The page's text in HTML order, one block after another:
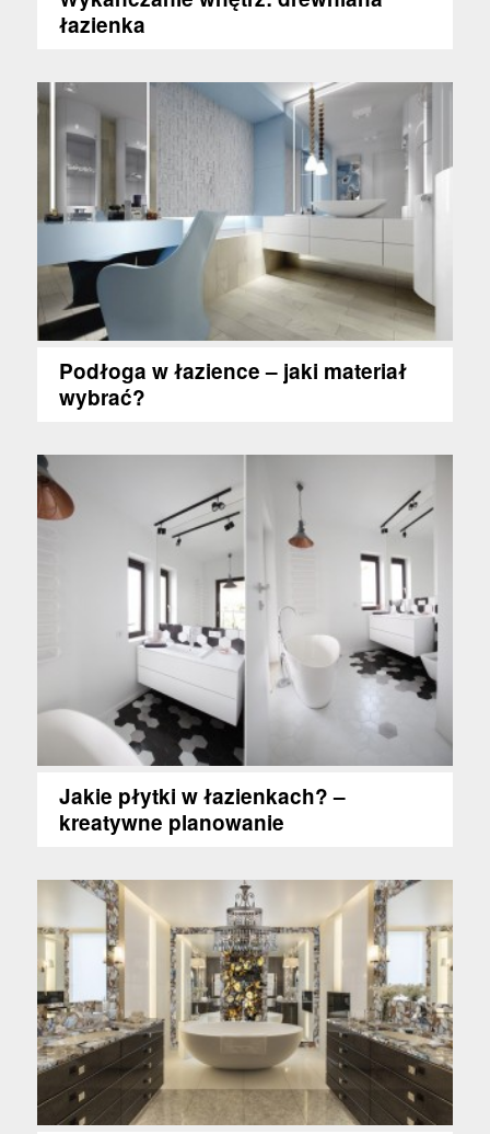
łazienka
Podłoga w łazience – jaki materiał
wybrać?
Jakie płytki w łazienkach? –
kreatywne planowanie